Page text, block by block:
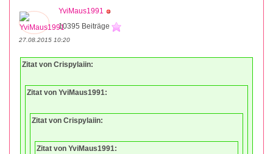
YviMaus1991
10395 Beiträge
27.08.2015 10:20
Zitat von Crispylaiin:
Zitat von YviMaus1991:
Zitat von Crispylaiin:
Zitat von YviMaus1991: